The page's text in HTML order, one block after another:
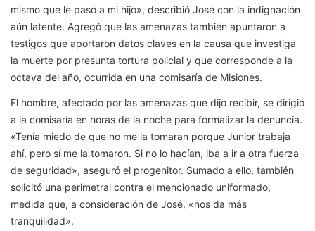
mismo que le pasó a mi hijo», describió José con la indignación
aún latente. Agregó que las amenazas también apuntaron a
testigos que aportaron datos claves en la causa que investiga
la muerte por presunta tortura policial y que corresponde a la
octava del año, ocurrida en una comisaría de Misiones.
El hombre, afectado por las amenazas que dijo recibir, se dirigió
a la comisaría en horas de la noche para formalizar la denuncia.
«Tenía miedo de que no me la tomaran porque Junior trabaja
ahí, pero sí me la tomaron. Si no lo hacían, iba a ir a otra fuerza
de seguridad», aseguró el progenitor. Sumado a ello, también
solicitó una perimetral contra el mencionado uniformado,
medida que, a consideración de José, «nos da más
tranquilidad».